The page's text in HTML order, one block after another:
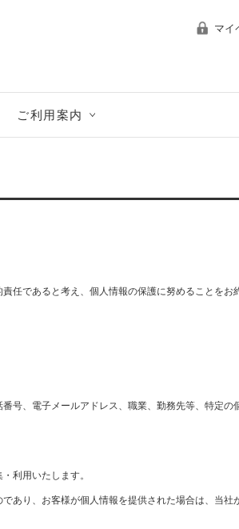
マイ
ご利用案内
任であると考え、個人情報の保護に努めることをお
号、電子メールアドレス、職業、勤務先等、特定の
利用いたします。
あり、お客様が個人情報を提供された場合は、当社